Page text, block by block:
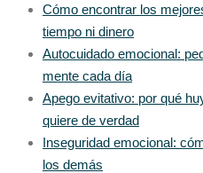
Cómo encontrar los
tiempo ni dinero
Autocuidado emocional:
mente cada día
Apego evitativo: por qué
quiere de verdad
Inseguridad emocional:
los demás